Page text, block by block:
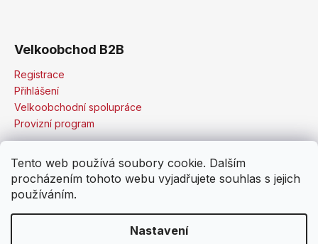
Tento web používá soubory cookie. Dalším
procházením tohoto webu vyjadřujete souhlas s jejich
používáním.
Nastavení
Velkoobchod B2B
Registrace
Přihlášení
Velkoobchodní spolupráce
Provizní program